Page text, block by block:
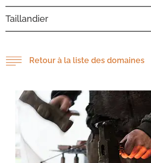
Taillandier
Retour à la liste des domaines